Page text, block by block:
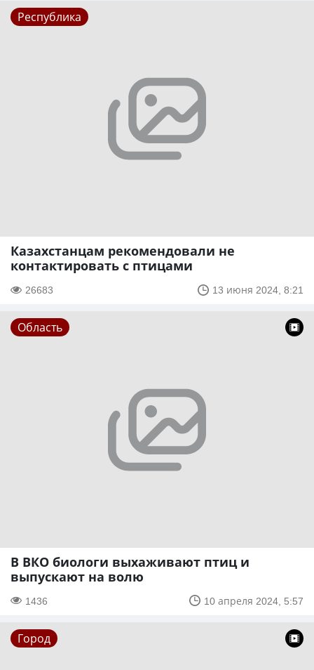
Республика
Казахстанцам рекомендовали не
контактировать с птицами
26683 13 июня 2024, 8:21
Область
В ВКО биологи выхаживают птиц и
выпускают на волю
1436 10 апреля 2024, 5:57
Город